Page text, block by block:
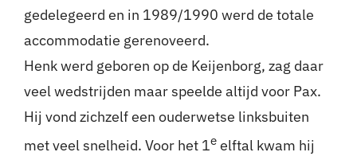
gedelegeerd en in 1989/1990 werd de totale
accommodatie gerenoveerd.
Henk werd geboren op de Keijenborg, zag daar
veel wedstrijden maar speelde altijd voor Pax.
Hij vond zichzelf een ouderwetse linksbuiten
met veel snelheid. Voor het 1eelftal kwam hij